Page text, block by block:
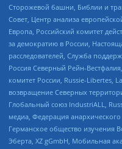
Сторожевой башни, Библии и
Совет, Центр анализа
Европа, Российский комитет
за демократию в России,
расследователей, Служба
Россия Северный Рейн-
комитет России, Russie-Libertes,
возвращение Северных
Глобальный союз IndustriALL,
медиа, Федерация
Германское общество
Эберта, XZ gGmbH, Мобильная